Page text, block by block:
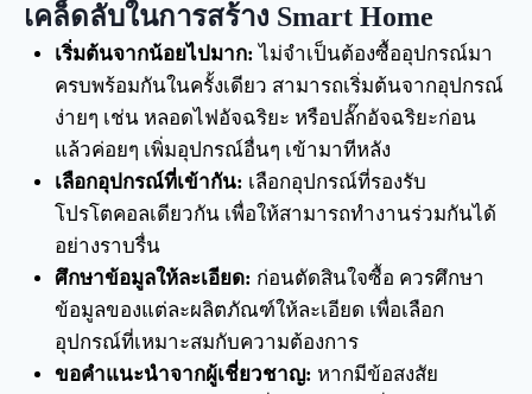
เคล็ดลับในการสร้าง Smart Home
เริ่มต้นจากน้อยไปมาก: ไม่จำเป็นต้องซื้ออุปกรณ์มา
ครบพร้อมกันในครั้งเดียว สามารถเริ่มต้นจากอุปกรณ์
ง่ายๆ เช่น หลอดไฟอัจฉริยะ หรือปลั๊กอัจฉริยะก่อน
แล้วค่อยๆ เพิ่มอุปกรณ์อื่นๆ เข้ามาทีหลัง
เลือกอุปกรณ์ที่เข้ากัน: เลือกอุปกรณ์ที่รองรับ
โปรโตคอลเดียวกัน เพื่อให้สามารถทำงานร่วมกันได้
อย่างราบรื่น
ศึกษาข้อมูลให้ละเอียด: ก่อนตัดสินใจซื้อ ควรศึกษา
ข้อมูลของแต่ละผลิตภัณฑ์ให้ละเอียด เพื่อเลือก
อุปกรณ์ที่เหมาะสมกับความต้องการ
ขอคำแนะนำจากผู้เชี่ยวชาญ: หากมีข้อสงสัย